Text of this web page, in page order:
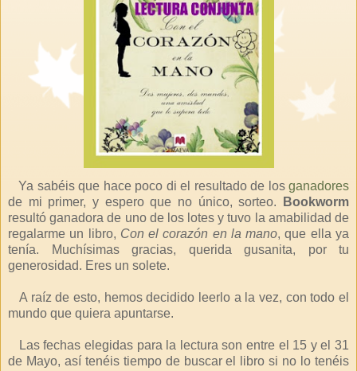
Ya sabéis que hace poco di el resultado de los ganadores
de mi primer, y espero que no único, sorteo.
Bookworm
resultó ganadora de uno de los lotes y tuvo la amabilidad de
regalarme un libro, Con el corazón en la mano, que ella ya
tenía. Muchísimas gracias, querida gusanita, por tu
generosidad. Eres un solete.
A raíz de esto, hemos decidido leerlo a la vez, con todo el
mundo que quiera apuntarse.
Las fechas elegidas para la lectura son entre el 15 y el 31
de Mayo, así tenéis tiempo de buscar el libro si no lo tenéis